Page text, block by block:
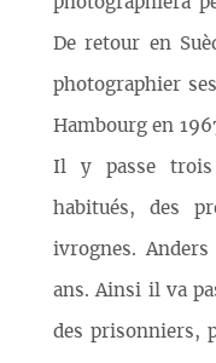
De retour en
photographier
Hambourg en
Il y passe trois
habitués, des
ivrognes.
ans. Ainsi il va
des prisonniers,